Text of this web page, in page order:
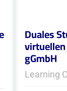
Duales
gGmbH
Learning